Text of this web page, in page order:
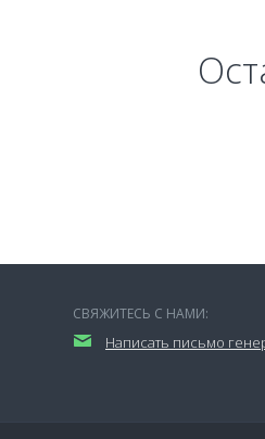
СВЯЖИТЕСЬ С НАМИ:
Написать письмо